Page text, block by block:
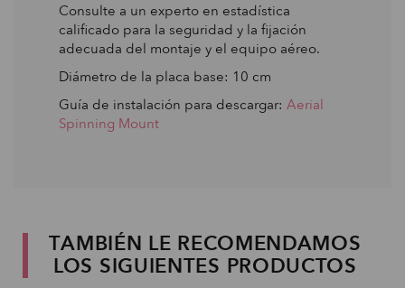
Consulte a un experto en estadística
calificado para la seguridad y la fijación
adecuada del montaje y el equipo aéreo.
Diámetro de la placa base: 10 cm
Guía de instalación para descargar: Aerial
Spinning Mount
TAMBIÉN LE RECOMENDAMOS
LOS SIGUIENTES PRODUCTOS